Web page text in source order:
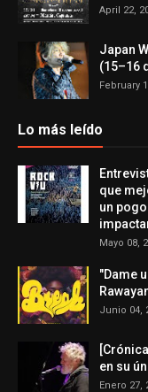
April 22,
Japan
(15–16
February
Lo más leído
que
un
Mayo 08,
"Dame
Junio 04,
en su
Enero 27,